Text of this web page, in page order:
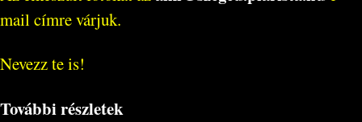
mail címre várjuk.
Nevezz te is!
További részletek